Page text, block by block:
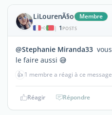
LiLourenÃ§o Membre
| 1 POSTS
@Stephanie Miranda33
le faire aussi 😅
👍 1 membre a réagi à ce message
Réagir Répondre